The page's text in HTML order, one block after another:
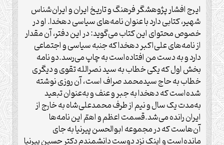
ایرج افشار پژوهشگر فرهنگ و تاریخ ایران و ایران‌شناس
شهیر، کتابی دارد با عنوان نامه‌های سیاسی دهخدا. او در
خصوص محتوای این کتاب می‌گوید: در این دفتر، آن مقدار
از نامه‌های علی‌اکبر دهخدا که جنبه سیاسی و اجتماعی
دارد و به دست من افتاده‌است به چاپ می‌رسد.دو نامه
بخش اول که یکی خطاب به سید نصرالله تقوی و دیگری
خطاب به حاج سیدمحمد صراف است، آن روزی نوشته
شده‌است که دهخدا به جبر و عنف و به‌عنوان تبعید
به‌مدت یک سال و نیم از طرف محمدعلی‌شاه به خارج از
ایران رانده می‌شد.قسمت اعظم و اهمّ این نامه‌ها
آن‌هاست که در مجموعه ابوالحسن پیرنیا به جای
مانده‌است و اینک نزد دوست دانشمندم دکتر حسین پیرنیا